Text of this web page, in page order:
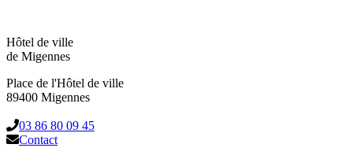
Hôtel de ville
de Migennes
Place de l'Hôtel de ville
89400 Migennes
03 86 80 09 45
Contact